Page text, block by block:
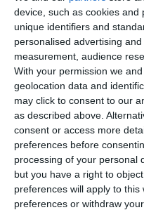
device, such as cookies
unique identifiers and
personalised advertising
measurement, audience
With your permission we
geolocation data and
may click to consent to our
as described above.
consent or access more
preferences before
processing of your personal
but you have a right to
preferences will apply to
preferences or withdraw
5017
Sfatul medicului
Află cum poți trata depresia,
de acasă